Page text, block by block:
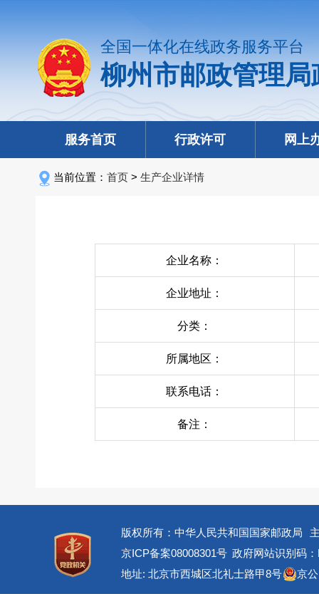
全国一体化在线政务服务平台
柳州市邮政管理
服务首页 行政许可 网上
当前位置： 首页 > 生产企业详情
企业名称：
企业地址：
分类：
所属地区：
联系电话：
备注：
版权所有：中华人民共和国国家邮政局
京ICP备案08008301号 政府网站识别码
地址: 北京市西城区北礼士路甲8号
京